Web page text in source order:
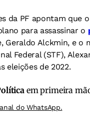
da PF apontam que
para assassinar o
Geraldo Alckmin, e o
Federal (STF),
eleições de 2022.
em primeira
do WhatsApp.